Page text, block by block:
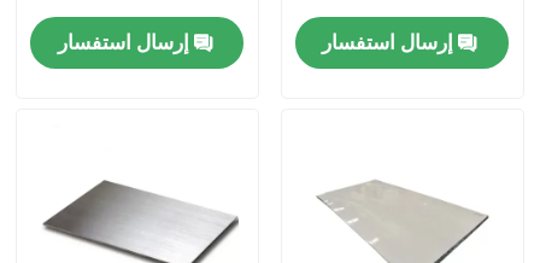
مادة Inconel 600
مادة Inconel 718
إرسال استفسار إرسال استفسار